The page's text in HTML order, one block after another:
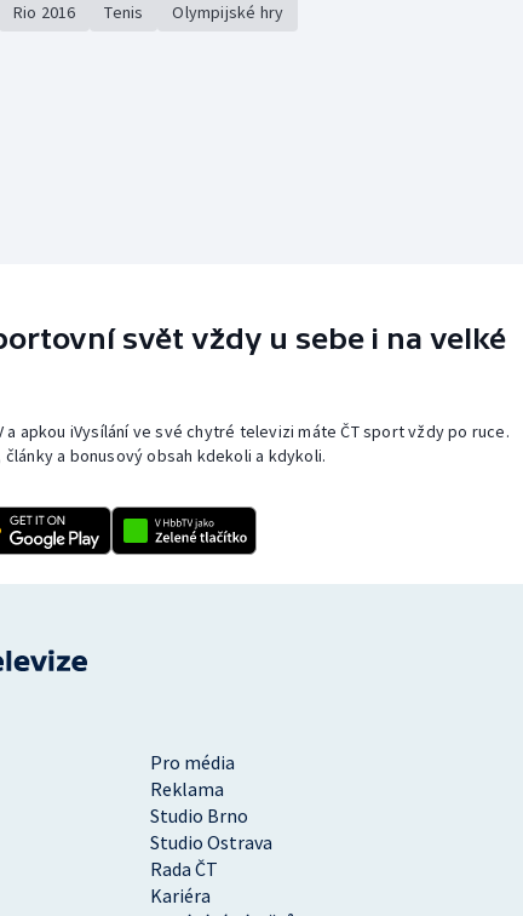
Rio 2016 Tenis Olympijské hry
svět vždy u sebe i na velké
a apkou iVysílání ve své chytré televizi máte ČT sport vždy po ruce.
a bonusový obsah kdekoli a kdykoli.
Pro média
Reklama
Studio Brno
Studio Ostrava
Rada ČT
Kariéra